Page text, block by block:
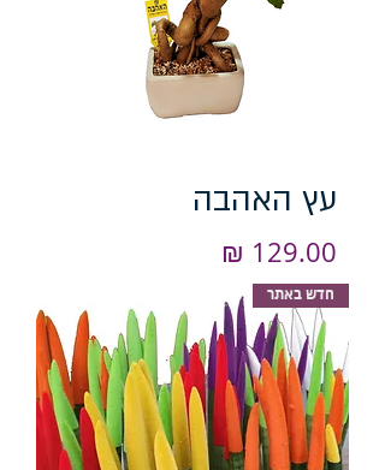
עץ האהבה
מחיר
חדש באתר